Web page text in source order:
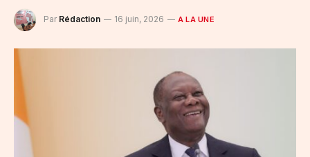
Par Rédaction 16 juin, 2026 A LA UNE